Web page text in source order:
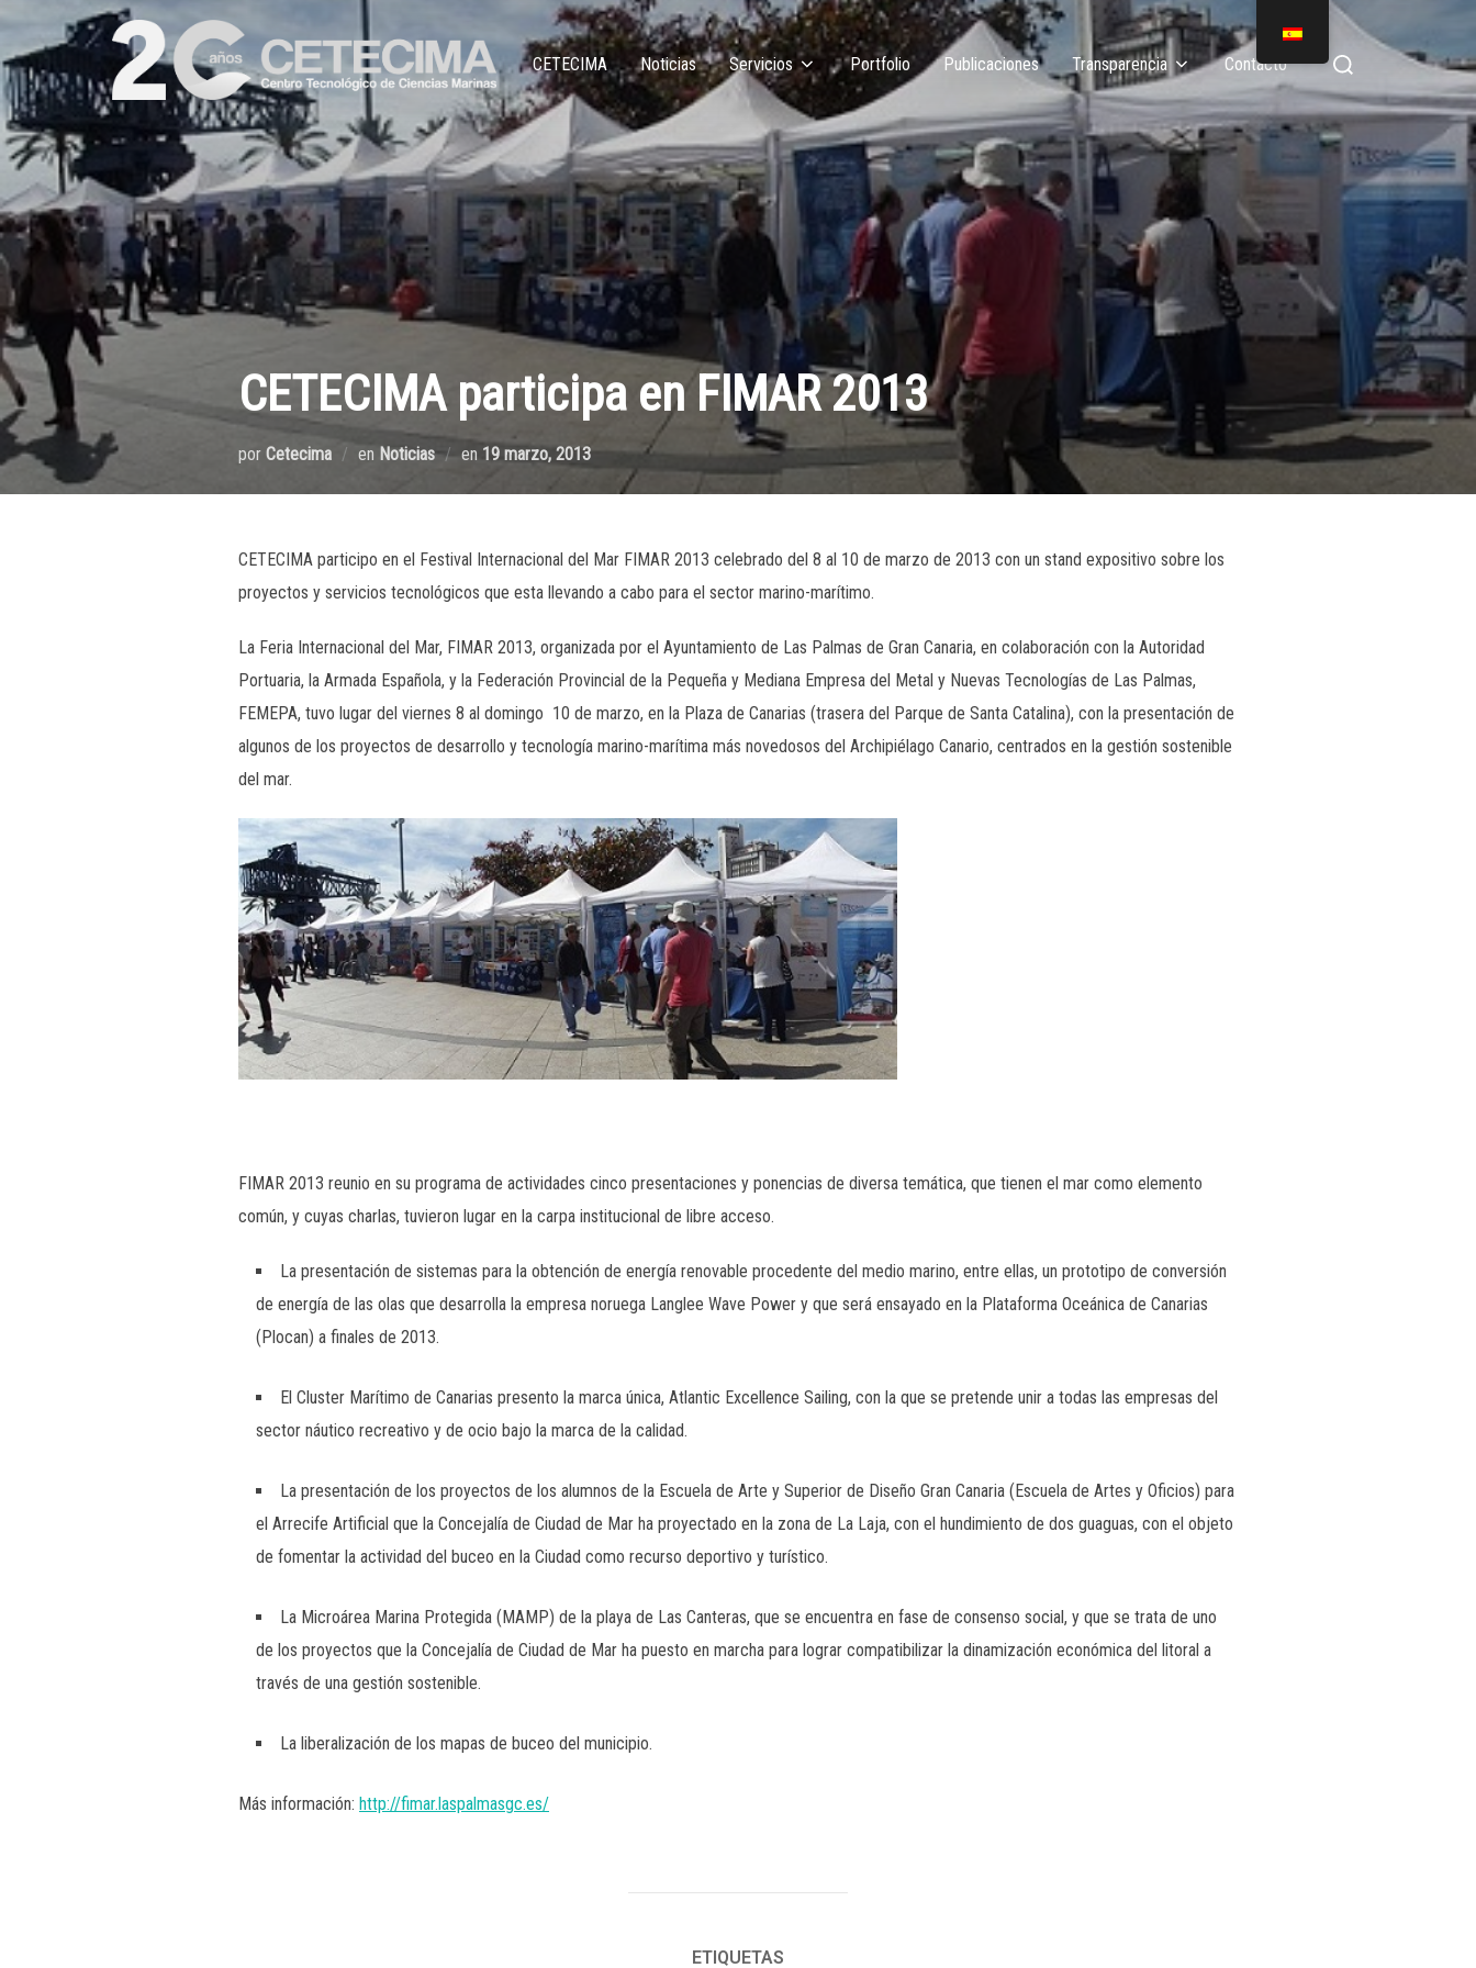
CETECIMA Noticias Servicios Portfolio Publicaciones Transparencia Contacto
CETECIMA participa en FIMAR 2013
por Cetecima en Noticias en 19 marzo, 2013
CETECIMA participo en el Festival Internacional del Mar FIMAR 2013 celebrado del 8 al 10 de marzo de 2013 con un stand expositivo sobre los
proyectos y servicios tecnológicos que esta llevando a cabo para el sector marino-marítimo.
La Feria Internacional del Mar, FIMAR 2013, organizada por el Ayuntamiento de Las Palmas de Gran Canaria, en colaboración con la Autoridad
Portuaria, la Armada Española, y la Federación Provincial de la Pequeña y Mediana Empresa del Metal y Nuevas Tecnologías de Las Palmas,
FEMEPA, tuvo lugar del viernes 8 al domingo 10 de marzo, en la Plaza de Canarias (trasera del Parque de Santa Catalina), con la presentación de
algunos de los proyectos de desarrollo y tecnología marino-marítima más novedosos del Archipiélago Canario, centrados en la gestión sostenible
del mar.
FIMAR 2013 reunio en su programa de actividades cinco presentaciones y ponencias de diversa temática, que tienen el mar como elemento
común, y cuyas charlas, tuvieron lugar en la carpa institucional de libre acceso.
La presentación de sistemas para la obtención de energía renovable procedente del medio marino, entre ellas, un prototipo de conversión
de energía de las olas que desarrolla la empresa noruega Langlee Wave Power y que será ensayado en la Plataforma Oceánica de Canarias
(Plocan) a finales de 2013.
El Cluster Marítimo de Canarias presento la marca única, Atlantic Excellence Sailing, con la que se pretende unir a todas las empresas del
sector náutico recreativo y de ocio bajo la marca de la calidad.
La presentación de los proyectos de los alumnos de la Escuela de Arte y Superior de Diseño Gran Canaria (Escuela de Artes y Oficios) para
el Arrecife Artificial que la Concejalía de Ciudad de Mar ha proyectado en la zona de La Laja, con el hundimiento de dos guaguas, con el objeto
de fomentar la actividad del buceo en la Ciudad como recurso deportivo y turístico.
La Microárea Marina Protegida (MAMP) de la playa de Las Canteras, que se encuentra en fase de consenso social, y que se trata de uno
de los proyectos que la Concejalía de Ciudad de Mar ha puesto en marcha para lograr compatibilizar la dinamización económica del litoral a
través de una gestión sostenible.
La liberalización de los mapas de buceo del municipio.
Más información: http://fimar.laspalmasgc.es/
ETIQUETAS